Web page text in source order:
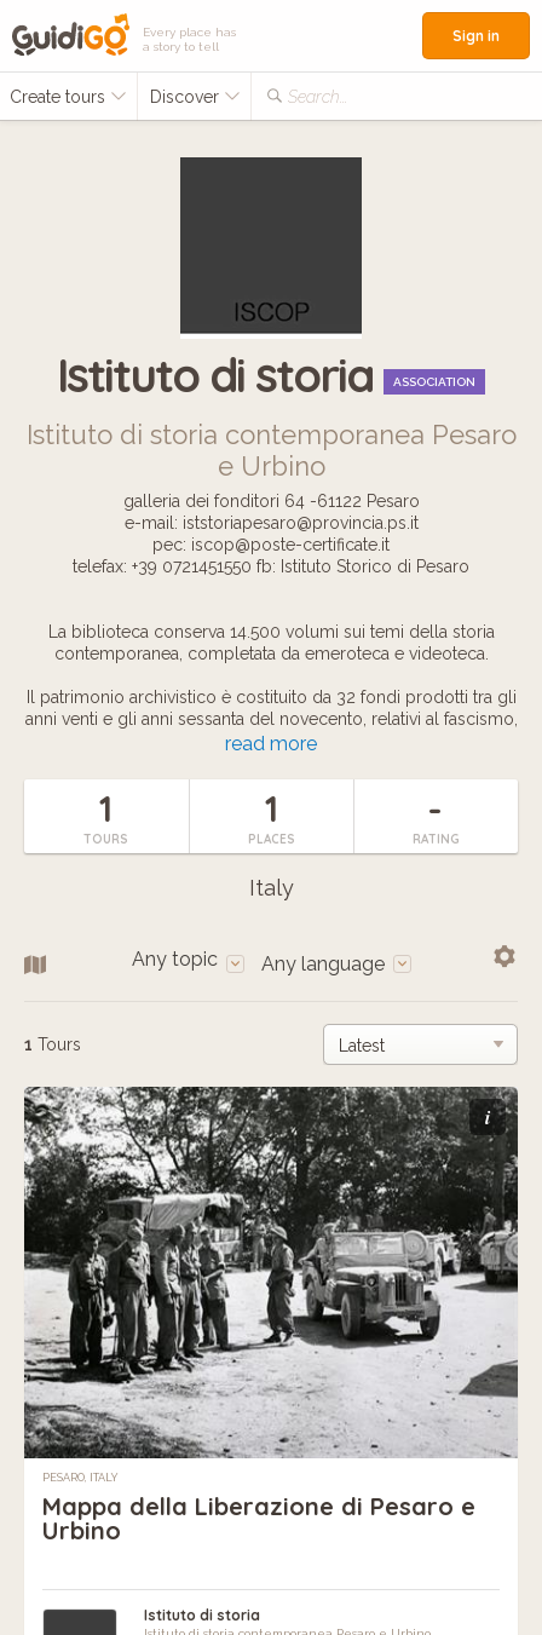
Every place has
a story to tell
Create tours Discover Search...
Sign in
Istituto di storia ASSOCIATION
Istituto di storia contemporanea Pesaro
e Urbino
galleria dei fonditori 64 -61122 Pesaro
e-mail: iststoriapesaro@provincia.ps.it
pec: iscop@poste-certificate.it
telefax: +39 0721451550 fb: Istituto Storico di Pesaro
La biblioteca conserva 14.500 volumi sui temi della storia
contemporanea, completata da emeroteca e videoteca.
Il patrimonio archivistico è costituito da 32 fondi prodotti tra gli
anni venti e gli anni sessanta del novecento, relativi al fascismo,
alla Resistenza, alla Seconda guerra mondiale, alla vita politica
read more
1
TOURS
1
PLACES
-
RATING
Italy
Any topic Any language
1 Tours
i
PESARO, ITALY
Mappa della Liberazione di Pesaro e
Urbino
Istituto di storia